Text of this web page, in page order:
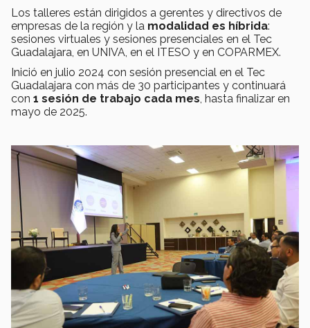
Los talleres están dirigidos a gerentes y directivos de
empresas de la región y la modalidad es híbrida:
sesiones virtuales y sesiones presenciales en el Tec
Guadalajara, en UNIVA, en el ITESO y en COPARMEX.
Inició en julio 2024 con sesión presencial en el Tec
Guadalajara con más de 30 participantes y continuará
con 1 sesión de trabajo cada mes , hasta finalizar en
mayo de 2025.